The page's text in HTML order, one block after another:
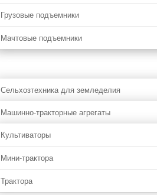
Грузовые подъемники
Мачтовые подъемники
Сельхозтехника для земледелия
Машинно-тракторные агрегаты
Культиваторы
Мини-трактора
Трактора